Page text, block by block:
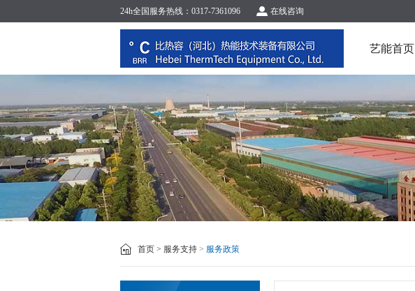
24h全国服务热线：0317-7361096 在线咨询
艺能首页
首页 > 服务支持 > 服务政策